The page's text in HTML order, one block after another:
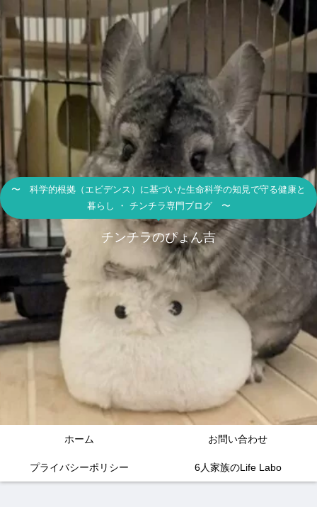
〜 科学的根拠（エビデンス）に基づいた生命科学の知見で守る健康と
暮らし ・ チンチラ専門ブログ 〜
チンチラのぴょん吉
ホーム お問い合わせ
プライバシーポリシー 6人家族のLife Labo